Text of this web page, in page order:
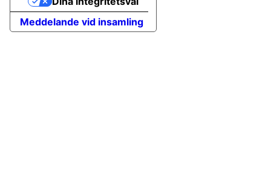
Meddelande vid insamling